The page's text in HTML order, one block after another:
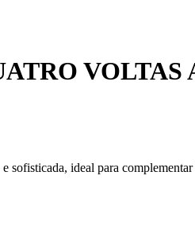
VOLTAS
sofisticada, ideal para